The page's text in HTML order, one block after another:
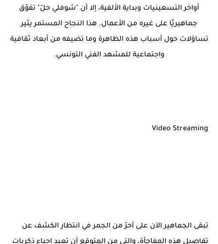
أواخر التسعينيات وبداية الألفية، إلا أن "شوفلي حلّ" تفوّق
جماهيريًا على غيره من الأعمال. هذا النجاح المستمر يثير
تساؤلات حول أسباب هذه الظاهرة وما تضيفه من أبعاد ثقافية
واجتماعية للمشهد الفني التونسي.
Video Streaming
تبقى الجماهير الآن على أحرّ من الجمر في انتظار الكشف عن
تفاصيل هذه المفاجأة، والتي من المتوقع أن تعيد إحياء ذكريات